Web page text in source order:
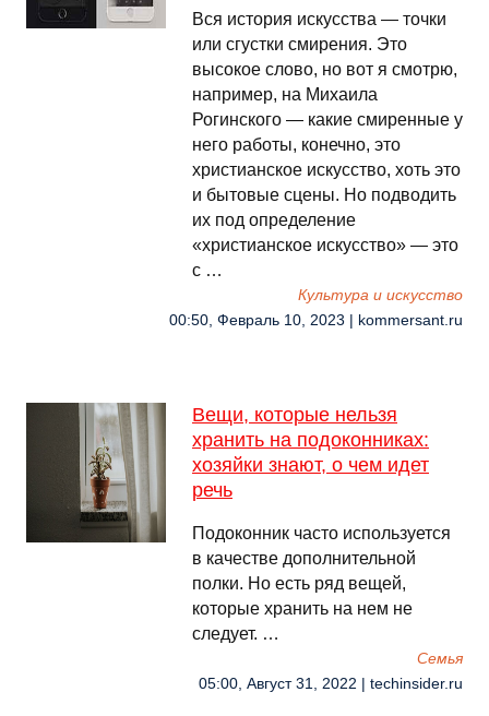
Вся история искусства — точки
или сгустки смирения. Это
высокое слово, но вот я смотрю,
например, на Михаила
Рогинского — какие смиренные у
него работы, конечно, это
христианское искусство, хоть это
и бытовые сцены. Но подводить
их под определение
«христианское искусство» — это
с …
Культура и искусство
00:50, Февраль 10, 2023 | kommersant.ru
Вещи, которые нельзя
хранить на подоконниках:
хозяйки знают, о чем идет
речь
Подоконник часто используется
в качестве дополнительной
полки. Но есть ряд вещей,
которые хранить на нем не
следует. …
Семья
05:00, Август 31, 2022 | techinsider.ru